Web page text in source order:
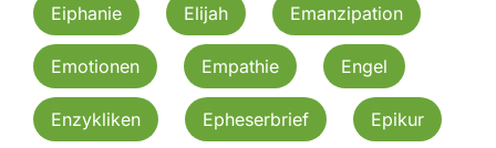
Eiphanie Elijah Emanzipation
Emotionen Empathie Engel
Enzykliken Epheserbrief Epikur